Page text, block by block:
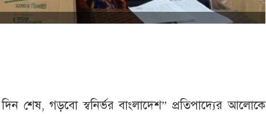
দিন শেষ, গড়বো স্বনির্ভর বাংলাদেশ” প্রতিপাদ্যের আলোকে